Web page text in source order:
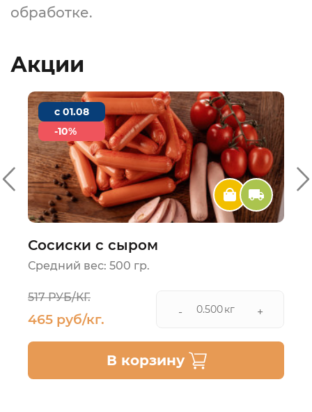
обработке.
Акции
c 01.08
-10%
Сосиски с сыром
Средний вес: 500 гр.
517 РУБ/КГ.
465 руб/кг. - кг +
В корзину